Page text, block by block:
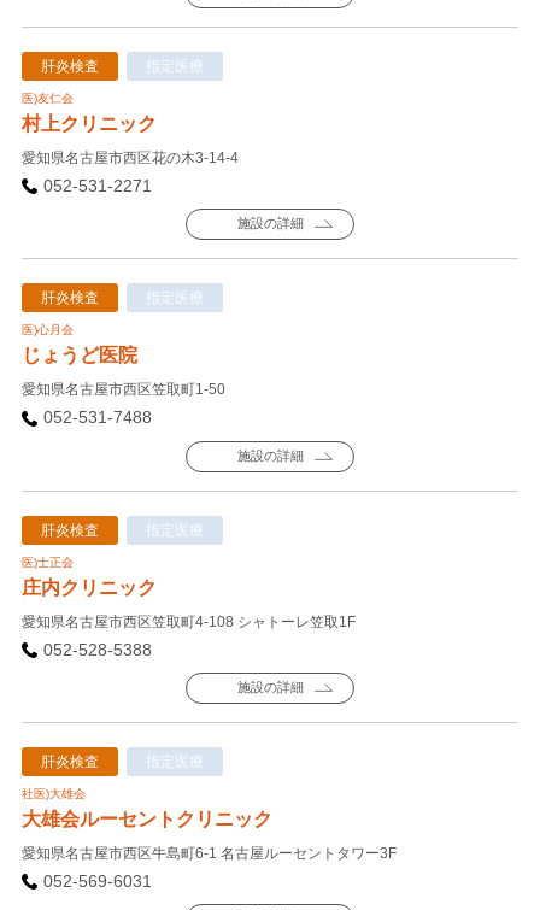
肝炎検査 指定医療
医)友仁会
村上クリニック
愛知県名古屋市西区花の木3-14-4
052-531-2271
施設の詳細
肝炎検査 指定医療
医)心月会
じょうど医院
愛知県名古屋市西区笠取町1-50
052-531-7488
施設の詳細
肝炎検査 指定医療
医)士正会
庄内クリニック
愛知県名古屋市西区笠取町4-108 シャトーレ笠取1F
052-528-5388
施設の詳細
肝炎検査 指定医療
社医)大雄会
大雄会ルーセントクリニック
愛知県名古屋市西区牛島町6-1 名古屋ルーセントタワー3F
052-569-6031